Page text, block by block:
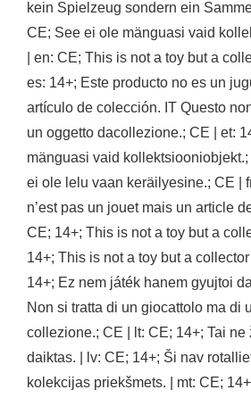
kein Spielzeug sondern ein
CE; See ei ole mänguasi vaid
| en: CE; This is not a toy but a
es: 14+; Este producto no es un
artículo de colección. IT Questo
un oggetto dacollezione.; CE | et:
mänguasi vaid
ei ole lelu vaan keräilyesine.; CE |
n’est pas un jouet mais un article
CE; 14+; This is not a toy but a
14+; This is not a toy but a
14+; Ez nem játék hanem gyujtoi
Non si tratta di un giocattolo ma di
collezione.; CE | lt: CE; 14+; Tai
daiktas. | lv: CE; 14+; Ši nav
kolekcijas priekšmets. | mt: CE;